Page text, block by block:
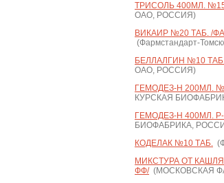
ТРИСОЛЬ 400МЛ.
ОАО, РОССИЯ)
ВИКАИР №20 ТАБ. /
(Фармстандарт-
БЕЛЛАЛГИН №10
ОАО, РОССИЯ)
ГЕМОДЕЗ-Н 200МЛ.
КУРСКАЯ
ГЕМОДЕЗ-Н 400МЛ.
БИОФАБРИКА,
КОДЕЛАК №10 ТАБ.
МИКСТУРА ОТ
ФФ/(МОСКОВСКАЯ